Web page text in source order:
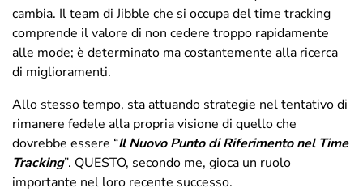
cambia. Il team di Jibble che si occupa del time tracking
comprende il valore di non cedere troppo rapidamente
alle mode; è determinato ma costantemente alla ricerca
di miglioramenti.
Allo stesso tempo, sta attuando strategie nel tentativo di
rimanere fedele alla propria visione di quello che
dovrebbe essere “Il Nuovo Punto di Riferimento nel Time
Tracking”. QUESTO, secondo me, gioca un ruolo
importante nel loro recente successo.